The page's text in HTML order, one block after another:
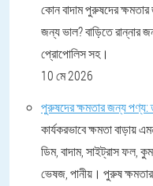
কোন বাদাম পুরুষদের
জন্য ভাল? বাড়িতে রান্নার
প্রোপোলিস সহ।
10 মে 2026
পুরুষদের ক্ষমতার জন্য পণ্য:
কার্যকরভাবে ক্ষমতা বাড়ায়
ডিম, বাদাম, সাইট্রাস ফল,
ভেষজ, পানীয়। পুরুষ